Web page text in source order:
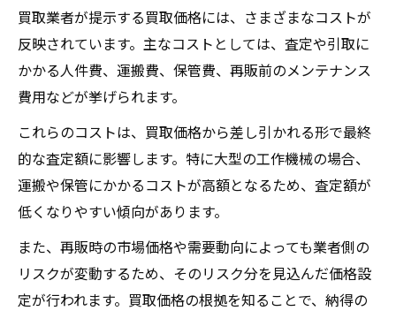
買取業者が提示する買取価格には、さまざまなコストが
反映されています。主なコストとしては、査定や引取に
かかる人件費、運搬費、保管費、再販前のメンテナンス
費用などが挙げられます。
これらのコストは、買取価格から差し引かれる形で最終
的な査定額に影響します。特に大型の工作機械の場合、
運搬や保管にかかるコストが高額となるため、査定額が
低くなりやすい傾向があります。
また、再販時の市場価格や需要動向によっても業者側の
リスクが変動するため、そのリスク分を見込んだ価格設
定が行われます。買取価格の根拠を知ることで、納得の